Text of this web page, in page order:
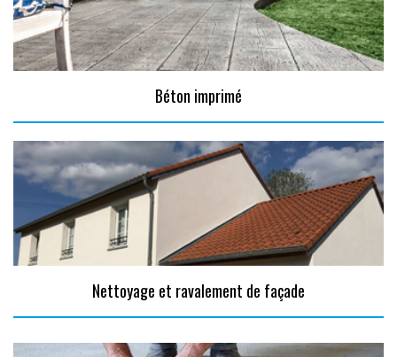
Béton imprimé
Nettoyage et ravalement de façade